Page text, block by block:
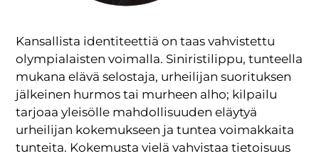
Kansallista identiteettiä on taas vahvistettu
olympialaisten voimalla. Siniristilippu, tunteella
mukana elävä selostaja, urheilijan suorituksen
jälkeinen hurmos tai murheen alho; kilpailu
tarjoaa yleisölle mahdollisuuden eläytyä
urheilijan kokemukseen ja tuntea voimakkaita
tunteita. Kokemusta vielä vahvistaa tietoisuus